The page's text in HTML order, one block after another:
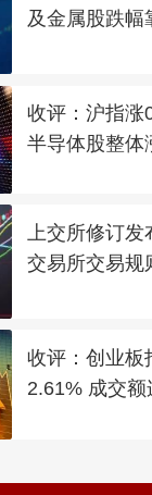
及金属股跌幅
收评：沪指涨
半导体股整体
上交所修订
交易所交易规
收评：创业板
2.61% 成交额